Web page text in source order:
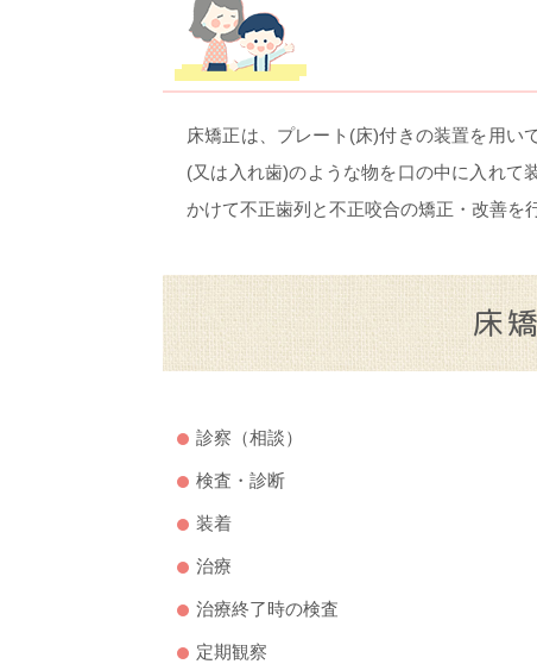
床矯正は、プレート(床)付きの装置を用い
(又は入れ歯)のような物を口の中に入れて
かけて不正歯列と不正咬合の矯正・改善を
床
診察（相談）
検査・診断
装着
治療
治療終了時の検査
定期観察